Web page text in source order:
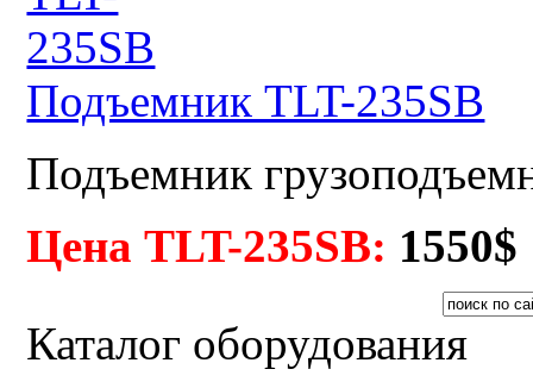
Подъемник TLT-235SB
Подъемник
Цена TLT-235SB: 1550$
Каталог оборудования